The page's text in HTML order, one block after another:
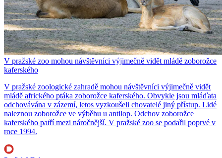
V pražské zoo mohou návštěvníci výjimečně vidět mládě zoborožce
kaferského
V pražské zoologické zahradě mohou návštěvníci výjimečně vidět
mládě afrického ptáka zoborožce kaferského. Obvykle jsou mláďata
odchovávána v zázemí, letos vyzkoušeli chovatelé jiný přístup. Lidé
naleznou zoborožce ve výběhu u antilop. Odchov zoborožce
kaferského patří mezi náročnější. V pražské zoo se podařil poprvé v
roce 1994.